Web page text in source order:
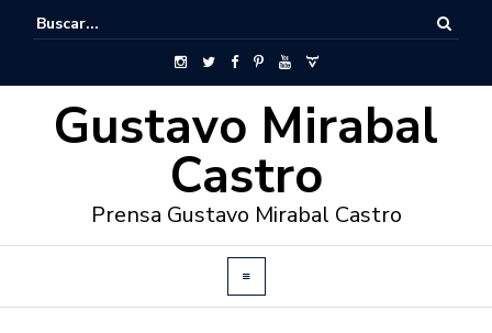
Gustavo Mirabal
Castro
Prensa Gustavo Mirabal Castro